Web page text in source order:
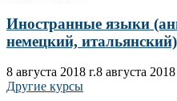
Иностранные языки
немецкий, итальянский)
8 августа 2018 г.8 августа 2018
Другие курсы